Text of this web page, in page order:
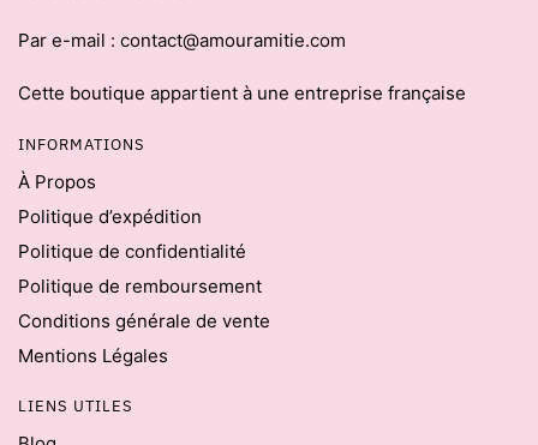
Par e-mail : contact@amouramitie.com
Cette boutique appartient à une entreprise française
INFORMATIONS
À Propos
Politique d’expédition
Politique de confidentialité
Politique de remboursement
Conditions générale de vente
Mentions Légales
LIENS UTILES